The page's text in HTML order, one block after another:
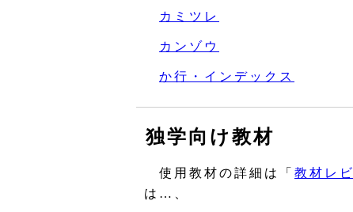
カミツレ
カンゾウ
か行・インデックス
独学向け教材
使用教材の詳細は「 教材レ
は…、